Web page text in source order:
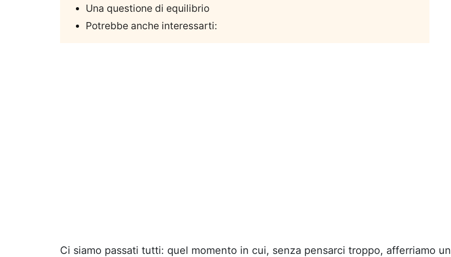
Una questione di equilibrio
Potrebbe anche interessarti:
Ci siamo passati tutti: quel momento in cui, senza pensarci troppo, afferriamo un